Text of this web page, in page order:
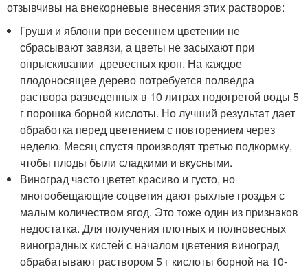
отзывчивы на внекорневые внесения этих растворов:
Груши и яблони при весеннем цветении не
сбрасывают завязи, а цветы не засыхают при
опрыскивании древесных крон. На каждое
плодоносящее дерево потребуется полведра
раствора разведенных в 10 литрах подогретой воды 5
г порошка борной кислоты. Но лучший результат дает
обработка перед цветением с повторением через
неделю. Месяц спустя производят третью подкормку,
чтобы плоды были сладкими и вкусными.
Виноград часто цветет красиво и густо, но
многообещающие соцветия дают рыхлые гроздья с
малым количеством ягод. Это тоже один из признаков
недостатка. Для получения плотных и полновесных
виноградных кистей с началом цветения виноград
обрабатывают раствором 5 г кислоты борной на 10-